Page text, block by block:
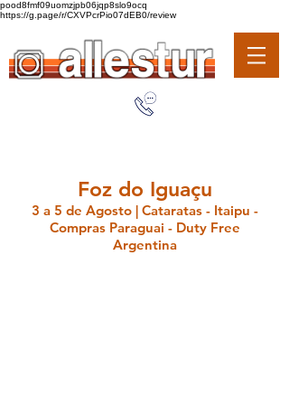
pood8fmf09uomzjpb06jqp8slo9ocq
https://g.page/r/CXVPcrPio07dEB0/review
Foz do Iguaçu
3 a 5 de Agosto | Cataratas - Itaipu -
Compras Paraguai - Duty Free
Argentina